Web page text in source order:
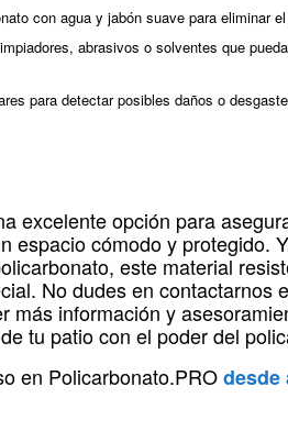
con agua y jabón suave para eliminar
abrasivos o solventes que
para detectar posibles daños o
excelente opción para
espacio cómodo y protegido.
este material
No dudes en contactarnos
más información y
tu patio con el poder del
en Policarbonato.PROdesde